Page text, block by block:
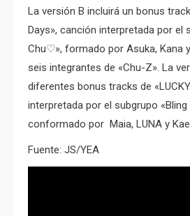
La versión B incluirá un bonus
Days», canción interpretada por el
Chu♡», formado por Asuka, Kana
seis integrantes de «Chu-Z». La
diferentes bonus tracks de
interpretada por el subgrupo «Bling
conformado por Maia, LUNA y
Fuente: JS/YEA